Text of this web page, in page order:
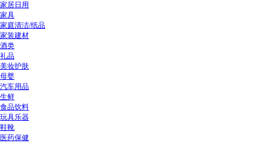
家居日用
家具
家庭清洁/纸品
家装建材
酒类
礼品
美妆护肤
母婴
汽车用品
生鲜
食品饮料
玩具乐器
鞋靴
医药保健